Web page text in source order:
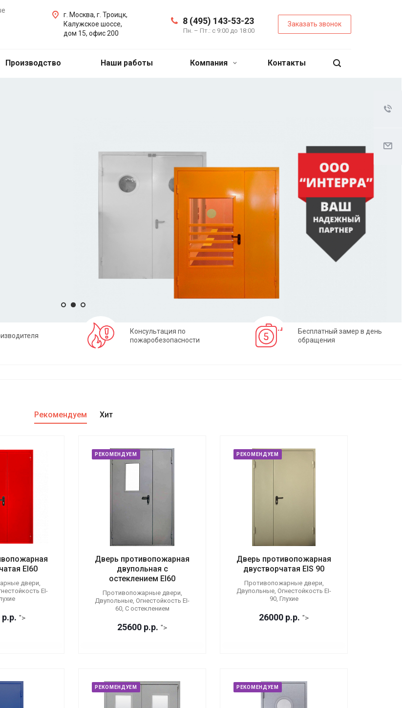
8 (495) 143-53-23
Пн. – Пт.: с 9:00 до 18:00
Заказать звонок
г. Москва, г. Троицк,
Калужское шоссе,
дом 15, офис 200
Производство Наши работы Компания Контакты
Консультация по
пожаробезопасности
Бесплатный замер в день
обращения
Рекомендуем Хит
EI60
двери,
EI-
р.р. ">
РЕКОМЕНДУЕМ
Дверь противопожарная
двупольная с
остеклением EI60
Противопожарные двери,
Двупольные, Огнестойкость EI-
60, С остеклением
25600 р.р. ">
РЕКОМЕНДУЕМ
Дверь противопожарная
двустворчатая EIS 90
Противопожарные двери,
Двупольные, Огнестойкость EI-
90, Глухие
26000 р.р. ">
РЕКОМЕНДУЕМ РЕКОМЕНДУЕМ